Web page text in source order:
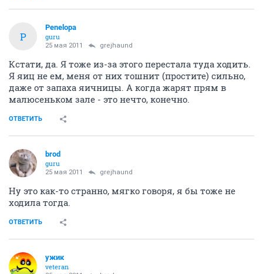
P
Penelopa
guru
25 мая 2011 grejhaund
Кстати, да. Я тоже из-за этого перестала туда ходить.
Я яиц не ем, меня от них тошнит (простите) сильно,
даже от запаха яичницы. А когда жарят прям в
малюсеньком зале - это нечто, конечно.
ОТВЕТИТЬ
brod
guru
25 мая 2011 grejhaund
Ну это как-то странно, мягко говоря, я бы тоже не
ходила тогда.
ОТВЕТИТЬ
ужик
veteran